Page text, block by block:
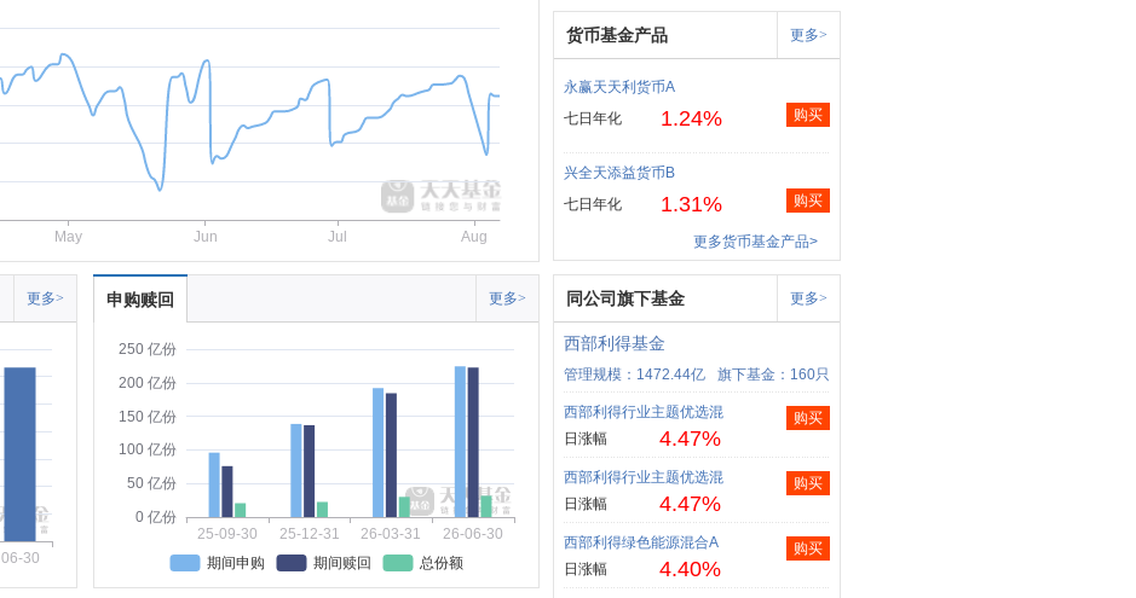
May Jun Jul Aug
货币基金产品 更多>
永赢天天利货币A
七日年化
1.24% 购买
兴全天添益货币B
七日年化
1.31% 购买
更多货币基金产品>
更多>
06-30
申购赎回 更多>
0 亿份
50 亿份
100 亿份
150 亿份
200 亿份
250 亿份
25-09-30 25-12-31 26-03-31
26-06-30
期间申购
期间赎回 总份额
同公司旗下基金 更多>
西部利得基金
管理规模：1472.44亿 旗下基金：160只
西部利得行业主题优选混
日涨幅
4.47%
购买
西部利得行业主题优选混
日涨幅
4.47%
购买
西部利得绿色能源混合A
日涨幅
4.40%
购买